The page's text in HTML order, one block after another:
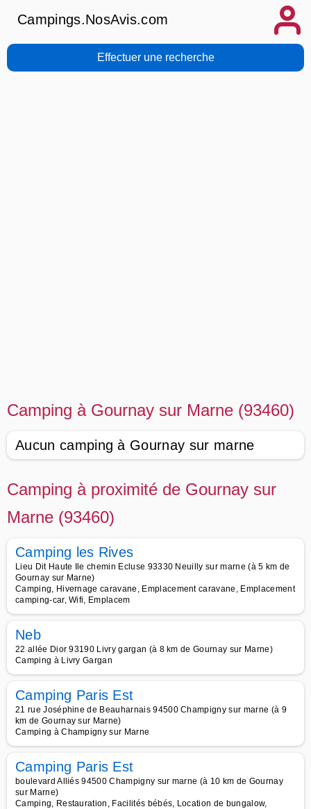
Campings.NosAvis.com
Effectuer une recherche
Camping à Gournay sur Marne (93460)
Aucun camping à Gournay sur marne
Camping à proximité de Gournay sur
Marne (93460)
Camping les Rives
Lieu Dit Haute Ile chemin Ecluse 93330 Neuilly sur marne (à 5 km de
Gournay sur Marne)
Camping, Hivernage caravane, Emplacement caravane, Emplacement
camping-car, Wifi, Emplacem
Neb
22 allée Dior 93190 Livry gargan (à 8 km de Gournay sur Marne)
Camping à Livry Gargan
Camping Paris Est
21 rue Joséphine de Beauharnais 94500 Champigny sur marne (à 9
km de Gournay sur Marne)
Camping à Champigny sur Marne
Camping Paris Est
boulevard Alliés 94500 Champigny sur marne (à 10 km de Gournay
sur Marne)
Camping, Restauration, Facilités bébés, Location de bungalow,